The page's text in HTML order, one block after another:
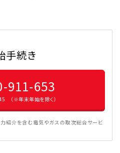
手続き
911-653
（※年末年始を除く）
紹介を含む電気やガスの取次総合サービ